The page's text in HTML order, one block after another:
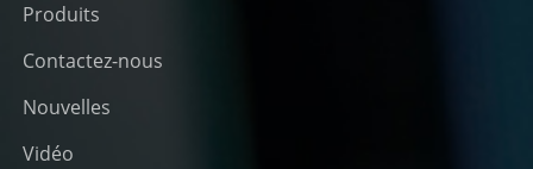
Produits
Contactez-nous
Nouvelles
Vidéo